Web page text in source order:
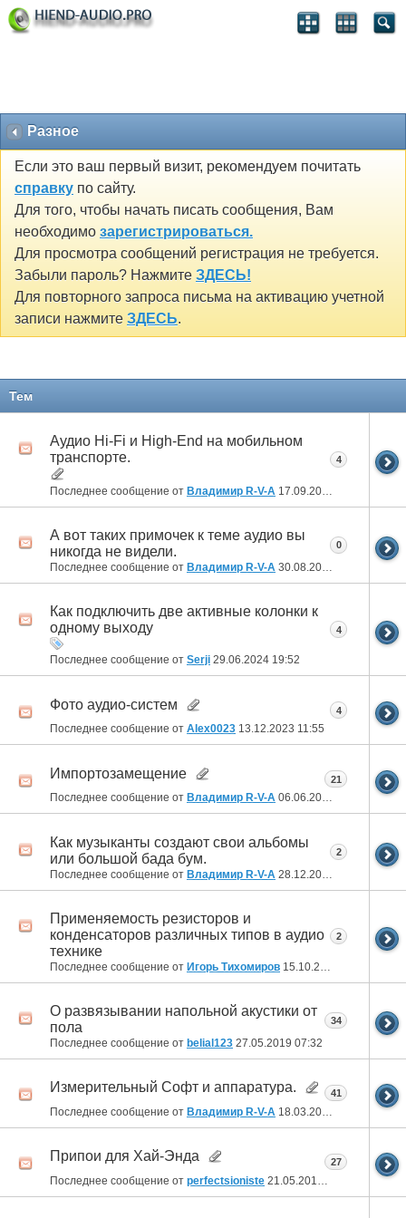
Разное
Если это ваш первый визит, рекомендуем почитать
справку по сайту.
Для того, чтобы начать писать сообщения, Вам
необходимо зарегистрироваться.
Для просмотра сообщений регистрация не требуется.
Забыли пароль? Нажмите ЗДЕСЬ!
Для повторного запроса письма на активацию учетной
записи нажмите ЗДЕСЬ.
Тем
Аудио Hi-Fi и High-End на мобильном
транспорте.
Последнее сообщение от Владимир R-V-A 17.09.2024
4
А вот таких примочек к теме аудио вы
никогда не видели.
Последнее сообщение от Владимир R-V-A 30.08.2024
0
Как подключить две активные колонки к
одному выходу
Последнее сообщение от Serji 29.06.2024 19:52
4
Фото аудио-систем
Последнее сообщение от Alex0023 13.12.2023 11:55
4
Импортозамещение
Последнее сообщение от Владимир R-V-A 06.06.2023
21
Как музыканты создают свои альбомы
или большой бада бум.
Последнее сообщение от Владимир R-V-A 28.12.2020
2
Применяемость резисторов и
конденсаторов различных типов в аудио
технике
Последнее сообщение от Игорь Тихомиров 15.10.2020
2
О развязывании напольной акустики от
пола
Последнее сообщение от belial123 27.05.2019 07:32
34
Измерительный Софт и аппаратура.
Последнее сообщение от Владимир R-V-A 18.03.2019
41
Припои для Хай-Энда
Последнее сообщение от perfectsioniste 21.05.2016 06:28
27